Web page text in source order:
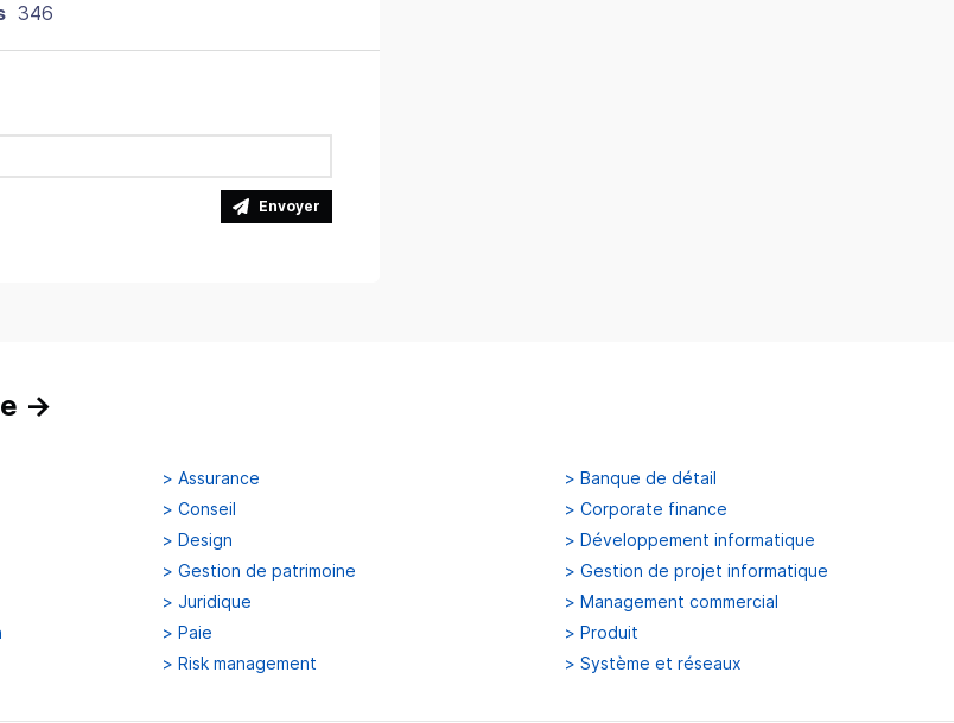
346
Envoyer
→
> Assurance > Banque de détail
> Conseil > Corporate finance
> Design > Développement informatique
> Gestion de patrimoine > Gestion de projet informatique
> Juridique > Management commercial
> Paie > Produit
> Risk management > Système et réseaux